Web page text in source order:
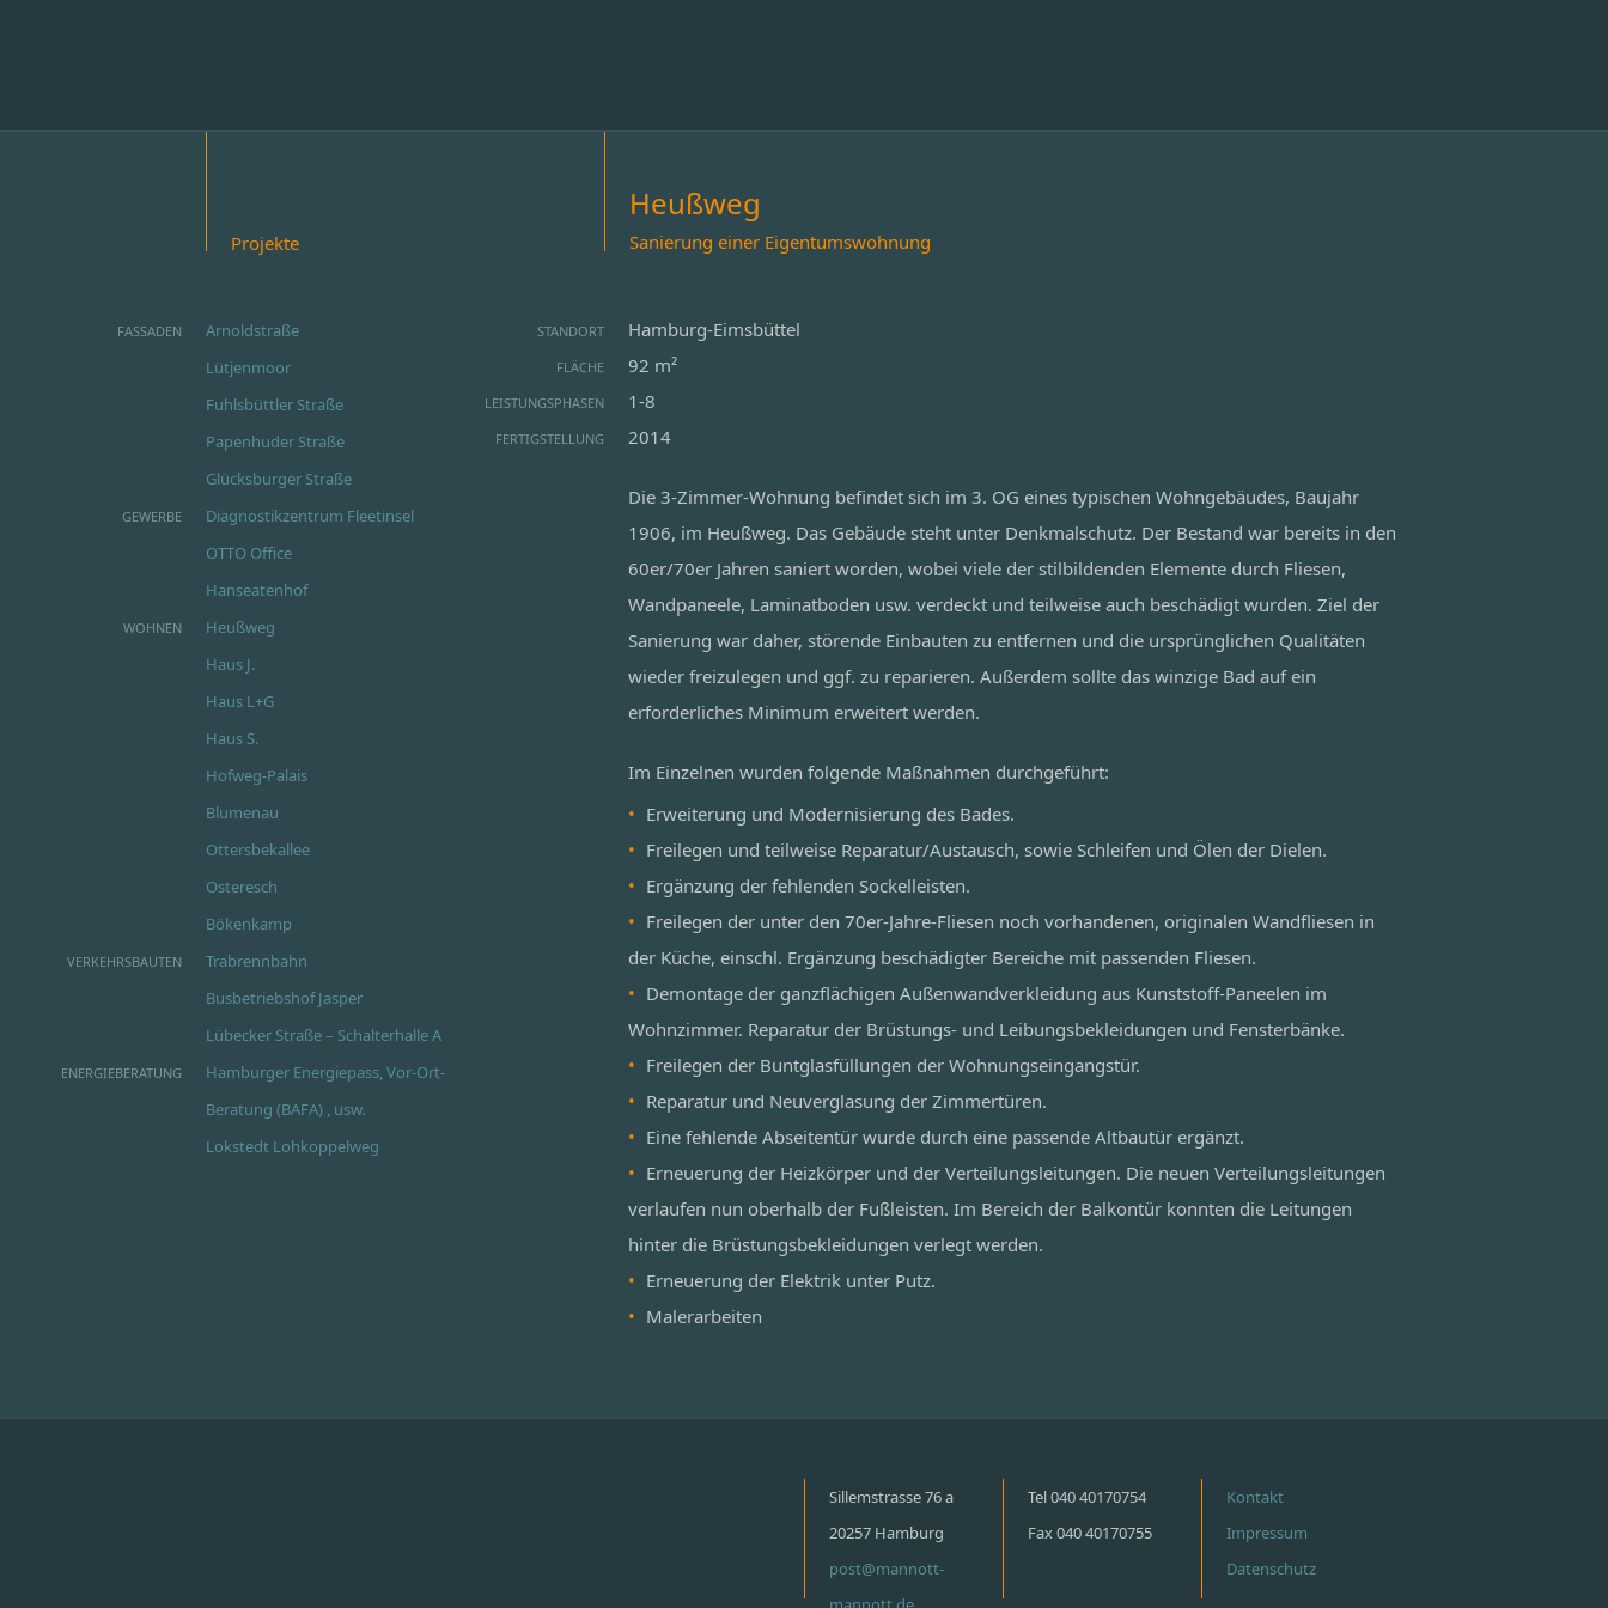
Projekte
FASSADEN
Arnoldstraße
Lütjenmoor
Fuhlsbüttler Straße
Papenhuder Straße
Glücksburger Straße
GEWERBE
Diagnostikzentrum Fleetinsel
OTTO Office
Hanseatenhof
WOHNEN
Heußweg
Haus J.
Haus L+G
Haus S.
Hofweg-Palais
Blumenau
Ottersbekallee
Osteresch
Bökenkamp
VERKEHRSBAUTEN
Trabrennbahn
Busbetriebshof Jasper
Lübecker Straße – Schalterhalle A
ENERGIEBERATUNG
Hamburger Energiepass, Vor-Ort-
Beratung (BAFA) , usw.
Lokstedt Lohkoppelweg
Heußweg
Sanierung einer Eigentumswohnung
STANDORT Hamburg-Eimsbüttel
FLÄCHE 92 m²
LEISTUNGSPHASEN 1-8
FERTIGSTELLUNG 2014
Die 3-Zimmer-Wohnung befindet sich im 3. OG eines typischen Wohngebäudes, Baujahr
1906, im Heußweg. Das Gebäude steht unter Denkmalschutz. Der Bestand war bereits in den
60er/70er Jahren saniert worden, wobei viele der stilbildenden Elemente durch Fliesen,
Wandpaneele, Laminatboden usw. verdeckt und teilweise auch beschädigt wurden. Ziel der
Sanierung war daher, störende Einbauten zu entfernen und die ursprünglichen Qualitäten
wieder freizulegen und ggf. zu reparieren. Außerdem sollte das winzige Bad auf ein
erforderliches Minimum erweitert werden.
Im Einzelnen wurden folgende Maßnahmen durchgeführt:
Erweiterung und Modernisierung des Bades.
Freilegen und teilweise Reparatur/Austausch, sowie Schleifen und Ölen der Dielen.
Ergänzung der fehlenden Sockelleisten.
Freilegen der unter den 70er-Jahre-Fliesen noch vorhandenen, originalen Wandfliesen in
der Küche, einschl. Ergänzung beschädigter Bereiche mit passenden Fliesen.
Demontage der ganzflächigen Außenwandverkleidung aus Kunststoff-Paneelen im
Wohnzimmer. Reparatur der Brüstungs- und Leibungsbekleidungen und Fensterbänke.
Freilegen der Buntglasfüllungen der Wohnungseingangstür.
Reparatur und Neuverglasung der Zimmertüren.
Eine fehlende Abseitentür wurde durch eine passende Altbautür ergänzt.
Erneuerung der Heizkörper und der Verteilungsleitungen. Die neuen Verteilungsleitungen
verlaufen nun oberhalb der Fußleisten. Im Bereich der Balkontür konnten die Leitungen
hinter die Brüstungsbekleidungen verlegt werden.
Erneuerung der Elektrik unter Putz.
Malerarbeiten
Sillemstrasse 76 a
20257 Hamburg
post@mannott-
Tel 040 40170754
Fax 040 40170755
Kontakt
Impressum
Datenschutz